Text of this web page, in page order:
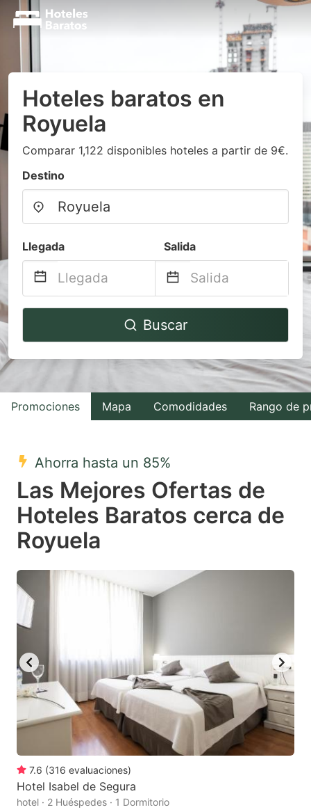
Hoteles baratos en
Royuela
Comparar 1,122 disponibles hoteles a partir de 9€.
Destino
Llegada Salida
Navigate
to
with
the
select
a
date.
Press
question
get
the
keyboard
shortcuts
for
changing
dates.
Navigate
to
interact
with
the
a
date.
question
get
the
keyboard
shortcuts
Buscar
Promociones Mapa Comodidades Rango de
Ahorra hasta un 85%
Las Mejores Ofertas de
Hoteles Baratos cerca de
Royuela
7.6 (316 evaluaciones)
Hotel Isabel de Segura
hotel · 2 Huéspedes · 1 Dormitorio